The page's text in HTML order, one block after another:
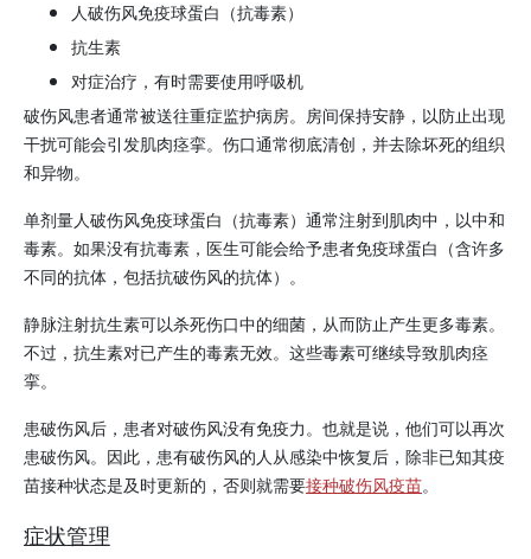
人破伤风免疫球蛋白 （抗毒素）
抗生素
对症治疗，有时需要使用呼吸机
破伤风患者通常被送往重症监护病房。房间保持安静，以防止出现
干扰可能会引发肌肉痉挛。伤口通常彻底清创，并去除坏死的组织
和异物。
单剂量人破伤风免疫球蛋白（抗毒素）通常注射到肌肉中，以中和
毒素。如果没有抗毒素，医生可能会给予患者免疫球蛋白（含许多
不同的抗体，包括抗破伤风的抗体）。
静脉注射抗生素可以杀死伤口中的细菌，从而防止产生更多毒素。
不过，抗生素对已产生的毒素无效。这些毒素可继续导致肌肉痉
挛。
患破伤风后，患者对破伤风没有免疫力。也就是说，他们可以再次
患破伤风。因此，患有破伤风的人从感染中恢复后，除非已知其疫
苗接种状态是及时更新的，否则就需要接种破伤风疫苗。
症状管理